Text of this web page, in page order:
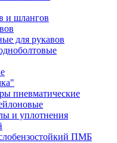
и шлангов
для рукавов
пневматические
и уплотнения
ПМБ